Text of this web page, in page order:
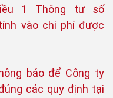
1 Thông tư số
vào chi phí được
báo để Công ty
các quy định tại